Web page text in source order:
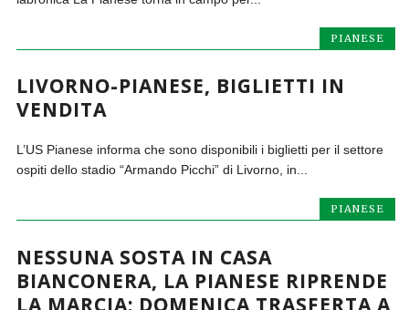
PIANESE
LIVORNO-PIANESE, BIGLIETTI IN
VENDITA
L’US Pianese informa che sono disponibili i biglietti per il settore
ospiti dello stadio “Armando Picchi” di Livorno, in...
PIANESE
NESSUNA SOSTA IN CASA
BIANCONERA, LA PIANESE RIPRENDE
LA MARCIA: DOMENICA TRASFERTA A